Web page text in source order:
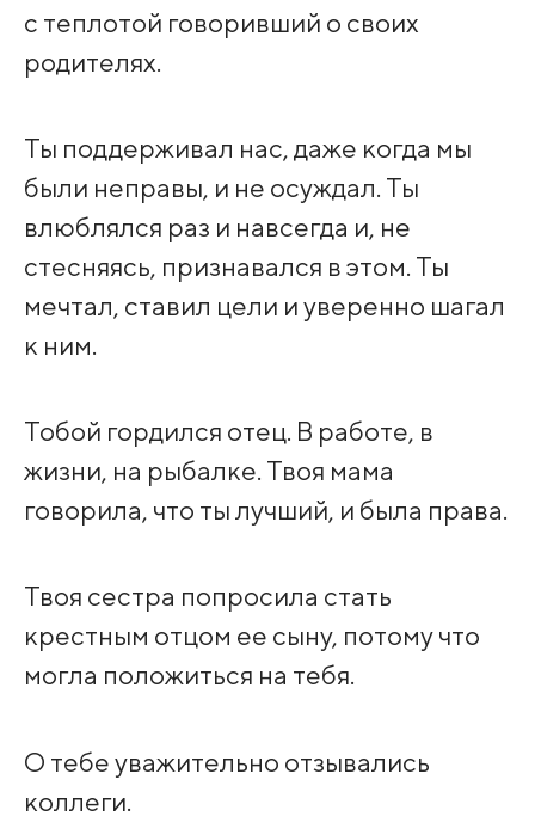
с теплотой говоривший о своих
родителях.
Ты поддерживал нас, даже когда мы
были неправы, и не осуждал. Ты
влюблялся раз и навсегда и, не
стесняясь, признавался в этом. Ты
мечтал, ставил цели и уверенно шагал
к ним.
Тобой гордился отец. В работе, в
жизни, на рыбалке. Твоя мама
говорила, что ты лучший, и была права.
Твоя сестра попросила стать
крестным отцом ее сыну, потому что
могла положиться на тебя.
О тебе уважительно отзывались
коллеги.